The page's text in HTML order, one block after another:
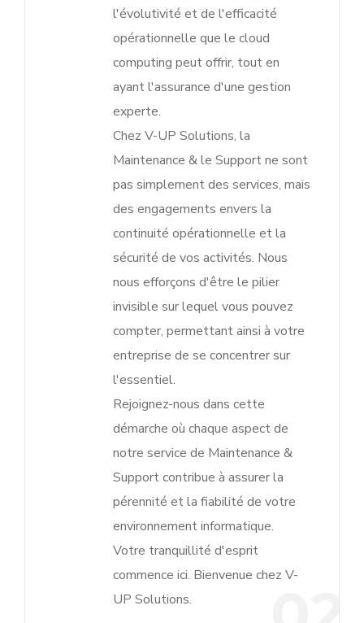
l'évolutivité et de l'efficacité
opérationnelle que le cloud
computing peut offrir, tout en
ayant l'assurance d'une gestion
experte.
Chez V-UP Solutions, la
Maintenance & le Support ne sont
pas simplement des services, mais
des engagements envers la
continuité opérationnelle et la
sécurité de vos activités. Nous
nous efforçons d'être le pilier
invisible sur lequel vous pouvez
compter, permettant ainsi à votre
entreprise de se concentrer sur
l'essentiel.
Rejoignez-nous dans cette
démarche où chaque aspect de
notre service de Maintenance &
Support contribue à assurer la
pérennité et la fiabilité de votre
environnement informatique.
Votre tranquillité d'esprit
commence ici. Bienvenue chez V-
UP Solutions.